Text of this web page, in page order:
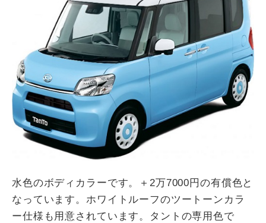
水色のボディカラーです。＋2万7000円の有償色と
なっています。ホワイトルーフのツートーンカラ
ー仕様も用意されています。タントの専用色で